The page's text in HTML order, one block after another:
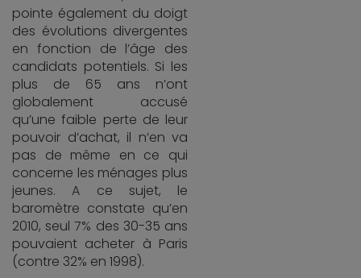
pointe également du doigt
des évolutions divergentes
en fonction de l’âge des
candidats potentiels. Si les
plus de 65 ans n’ont
globalement accusé
qu’une faible perte de leur
pouvoir d’achat, il n’en va
pas de même en ce qui
concerne les ménages plus
jeunes. A ce sujet, le
baromètre constate qu’en
2010, seul 7% des 30-35 ans
pouvaient acheter à Paris
(contre 32% en 1998).